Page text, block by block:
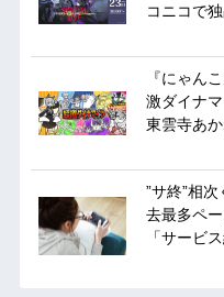
コニコで
『にゃん
激ダイナ
東雲寺あか
”サ終”相
去最多ペ
「サービ